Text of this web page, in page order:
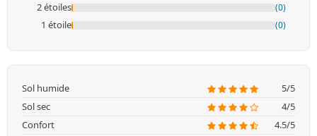
2 étoiles (0)
1 étoile (0)
Sol humide
5/5
Sol sec
4/5
Confort
4.5/5